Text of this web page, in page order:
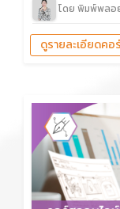
โดย พิมพ์พลอ
ดูรายละเอียดคอ